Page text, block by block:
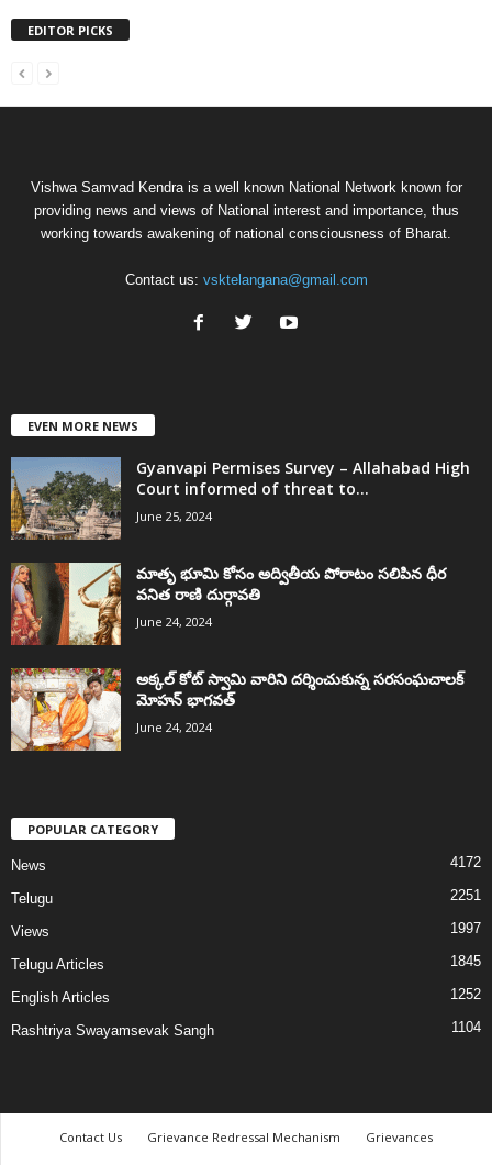
EDITOR PICKS
Vishwa Samvad Kendra is a well known National Network known for
providing news and views of National interest and importance, thus
working towards awakening of national consciousness of Bharat.
Contact us: vsktelangana@gmail.com
EVEN MORE NEWS
Gyanvapi Permises Survey – Allahabad High
Court informed of threat to...
June 25, 2024
మాతృ భూమి కోసం అద్వితీయ పోరాటం సలిపిన ధీర
వనిత రాణి దుర్గావతి
June 24, 2024
అక్కల్‌ కోట్‌ స్వామి వారిని దర్శించుకున్న సరసంఘచాలక్
మోహన్ భాగవత్
June 24, 2024
POPULAR CATEGORY
News 4172
Telugu 2251
Views 1997
Telugu Articles 1845
English Articles 1252
Rashtriya Swayamsevak Sangh 1104
Contact Us Grievance Redressal Mechanism
Grievances